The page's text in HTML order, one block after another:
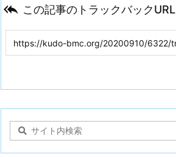
 この記事のトラックバックURL